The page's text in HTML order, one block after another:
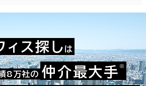
お問い合わせ番号：009-03493
ィス探し は
8万社の 仲介最大手 ※